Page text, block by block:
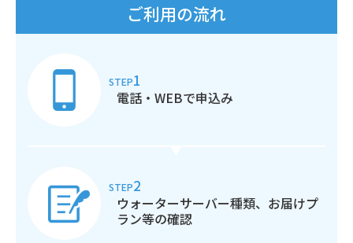
ご利用の流れ
STEP1
電話・WEBで申込み
STEP2
ウォーターサーバー種類、 お届けプ
ラン等の確認